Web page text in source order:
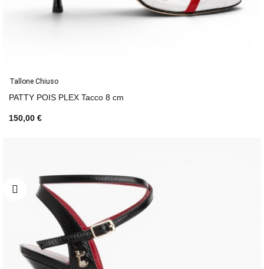
Tallone Chiuso
PATTY POIS PLEX Tacco 8 cm
150,00 €